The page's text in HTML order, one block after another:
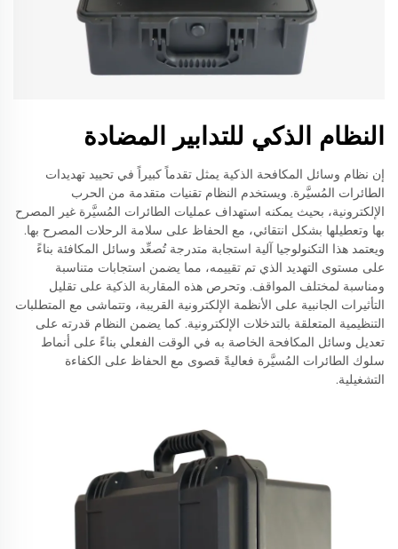
النظام الذكي للتدابير المضادة
إن نظام وسائل المكافحة الذكية يمثل تقدماً كبيراً في تحييد تهديدات
الطائرات المُسيَّرة. ويستخدم النظام تقنيات متقدمة من الحرب
الإلكترونية، بحيث يمكنه استهداف عمليات الطائرات المُسيَّرة غير المصرح
بها وتعطيلها بشكل انتقائي، مع الحفاظ على سلامة الرحلات المصرح بها.
ويعتمد هذا التكنولوجيا آلية استجابة متدرجة تُصعِّد وسائل المكافئة بناءً
على مستوى التهديد الذي تم تقييمه، مما يضمن استجابات متناسبة
ومناسبة لمختلف المواقف. وتحرص هذه المقاربة الذكية على تقليل
التأثيرات الجانبية على الأنظمة الإلكترونية القريبة، وتتماشى مع المتطلبات
التنظيمية المتعلقة بالتدخلات الإلكترونية. كما يضمن النظام قدرته على
تعديل وسائل المكافحة الخاصة به في الوقت الفعلي بناءً على أنماط
سلوك الطائرات المُسيَّرة فعاليةً قصوى مع الحفاظ على الكفاءة
التشغيلية.